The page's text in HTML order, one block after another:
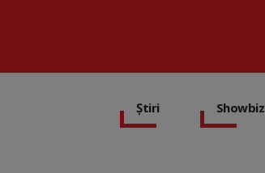
Știri Showbiz